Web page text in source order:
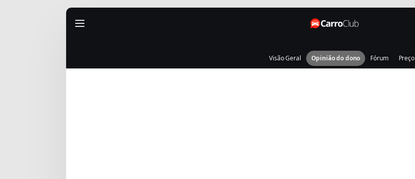
Visão Geral Opinião do dono Fórum Preço